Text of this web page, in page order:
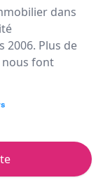
dans
2006. Plus de
nous font